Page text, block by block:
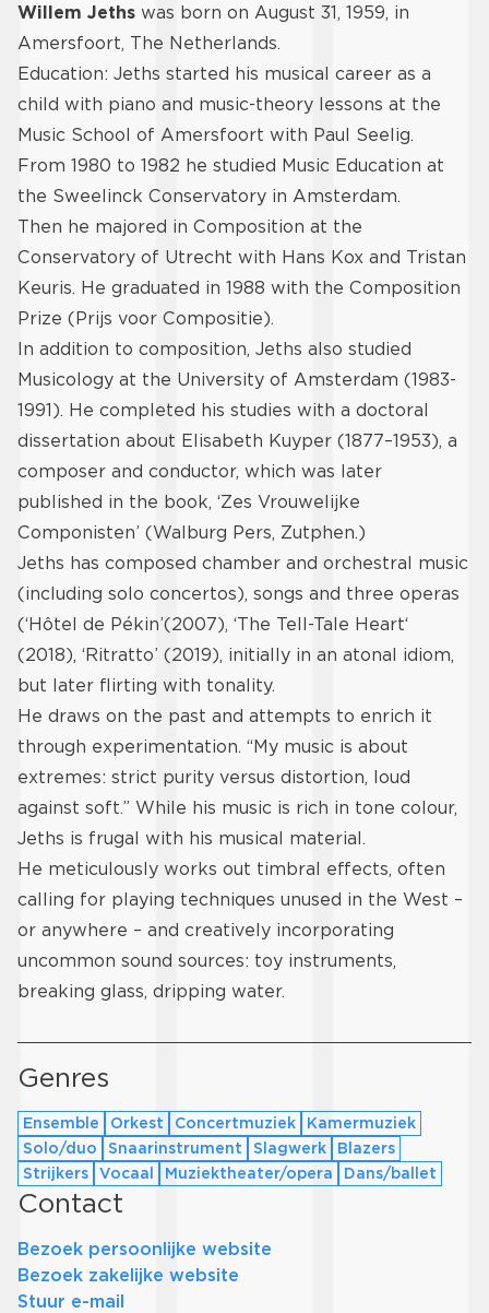
Willem Jeths was born on August 31, 1959, in
Amersfoort, The Netherlands.
Education: Jeths started his musical career as a
child with piano and music-theory lessons at the
Music School of Amersfoort with Paul Seelig.
From 1980 to 1982 he studied Music Education at
the Sweelinck Conservatory in Amsterdam.
Then he majored in Composition at the
Conservatory of Utrecht with Hans Kox and Tristan
Keuris. He graduated in 1988 with the Composition
Prize (Prijs voor Compositie).
In addition to composition, Jeths also studied
Musicology at the University of Amsterdam (1983-
1991). He completed his studies with a doctoral
dissertation about Elisabeth Kuyper (1877–1953), a
composer and conductor, which was later
published in the book, ‘Zes Vrouwelijke
Componisten’ (Walburg Pers, Zutphen.)
Jeths has composed chamber and orchestral music
(including solo concertos), songs and three operas
(‘Hôtel de Pékin’(2007), ‘The Tell-Tale Heart‘
(2018), ‘Ritratto’ (2019), initially in an atonal idiom,
but later flirting with tonality.
He draws on the past and attempts to enrich it
through experimentation. “My music is about
extremes: strict purity versus distortion, loud
against soft.” While his music is rich in tone colour,
Jeths is frugal with his musical material.
He meticulously works out timbral effects, often
calling for playing techniques unused in the West –
or anywhere – and creatively incorporating
uncommon sound sources: toy instruments,
breaking glass, dripping water.
Genres
Ensemble Orkest Concertmuziek
Kamermuziek
Solo/duo
Snaarinstrument Slagwerk
Blazers
Strijkers
Vocaal Muziektheater/opera Dans/ballet
Contact
Bezoek persoonlijke website
Bezoek zakelijke website
Stuur e-mail